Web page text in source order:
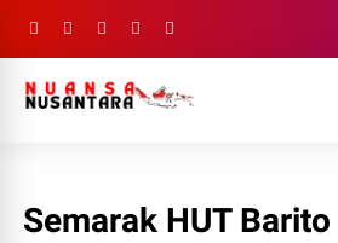
Semarak HUT